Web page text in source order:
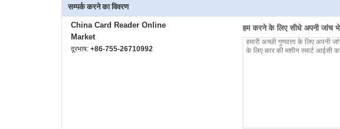
सम्पर्क करने का विवरण
China Card Reader Online
Market
दूरभाष: +86-755-26710992
हम करने के लिए सीधे अपनी जांच